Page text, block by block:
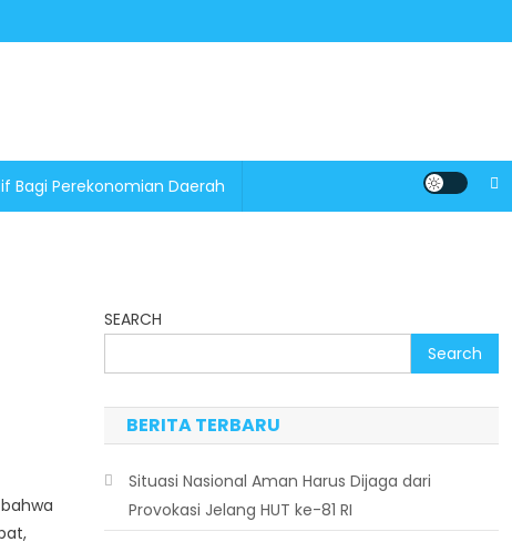
Bagi Perekonomian Daerah
SEARCH
Search
BERITA TERBARU
Situasi Nasional Aman Harus Dijaga dari
Provokasi Jelang HUT ke-81 RI